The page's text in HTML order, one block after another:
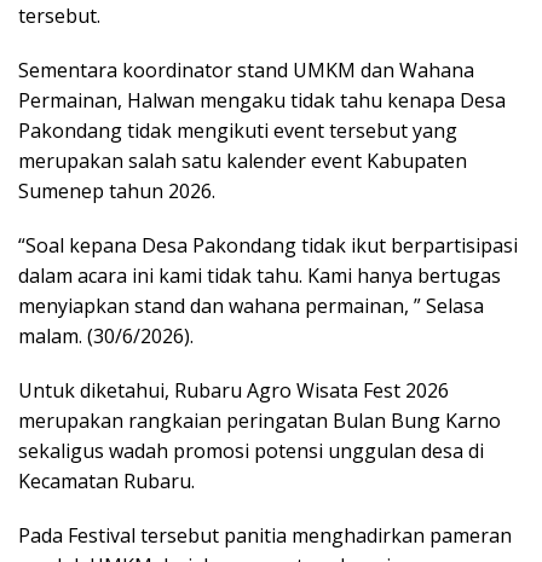
tersebut.
Sementara koordinator stand UMKM dan Wahana
Permainan, Halwan mengaku tidak tahu kenapa Desa
Pakondang tidak mengikuti event tersebut yang
merupakan salah satu kalender event Kabupaten
Sumenep tahun 2026.
“Soal kepana Desa Pakondang tidak ikut berpartisipasi
dalam acara ini kami tidak tahu. Kami hanya bertugas
menyiapkan stand dan wahana permainan, ” Selasa
malam. (30/6/2026).
Untuk diketahui, Rubaru Agro Wisata Fest 2026
merupakan rangkaian peringatan Bulan Bung Karno
sekaligus wadah promosi potensi unggulan desa di
Kecamatan Rubaru.
Pada Festival tersebut panitia menghadirkan pameran